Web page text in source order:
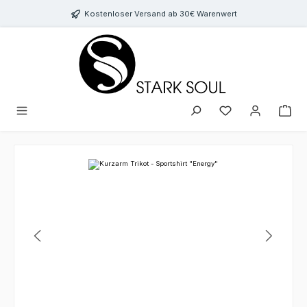
Zum Hauptinhalt springenKostenloser Versand ab 30€ Warenwert
Bildergalerie überspringen